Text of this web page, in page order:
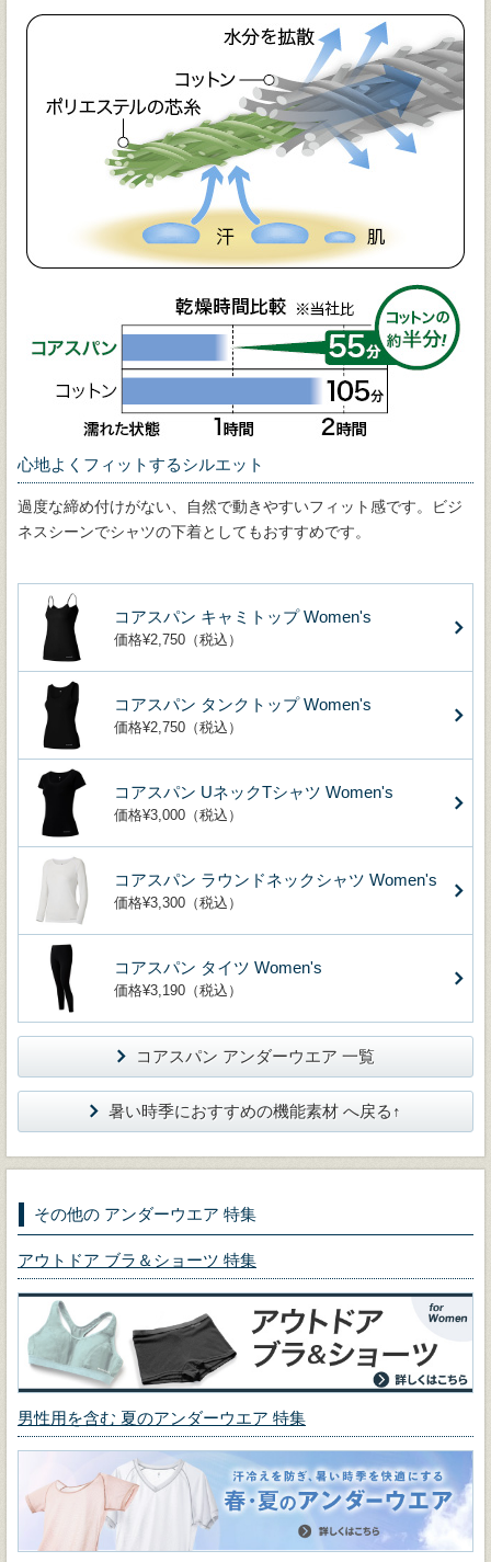
心地よくフィットするシルエット
過度な締め付けがない、自然で動きやすいフィット感です。ビジ
ネスシーンでシャツの下着としてもおすすめです。
コアスパン キャミトップ Women's
価格¥2,750（税込）
コアスパン タンクトップ Women's
価格¥2,750（税込）
コアスパン UネックTシャツ Women's
価格¥3,000（税込）
コアスパン ラウンドネックシャツ Women's
価格¥3,300（税込）
コアスパン タイツ Women's
価格¥3,190（税込）
コアスパン アンダーウエア 一覧
暑い時季におすすめの機能素材 へ戻る↑
その他の アンダーウエア 特集
アウトドア ブラ＆ショーツ 特集
男性用を含む 夏のアンダーウエア 特集